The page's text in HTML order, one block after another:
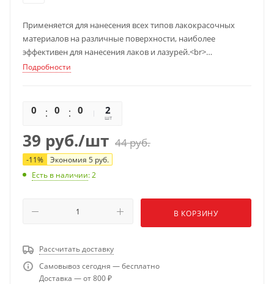
Применяется для нанесения всех типов лакокрасочных
материалов на различные поверхности, наиболее
эффективен для нанесения лаков и лазурей.<br>
Высота и плотность ворса оптимальны для окраса гладких
шерсти на тканой основе, обеспечивает равномерное
распределение лакокрасочного материала тонким слоем
по обрабатываемой поверхности.
Подробности
0 0 0 02
шт
39 руб./шт 44руб.
-11% Экономия 5 руб.
Есть в наличии: 2
В КОРЗИНУ
Рассчитать доставку
Самовывоз сегодня — бесплатно
Доставка — от 800 ₽